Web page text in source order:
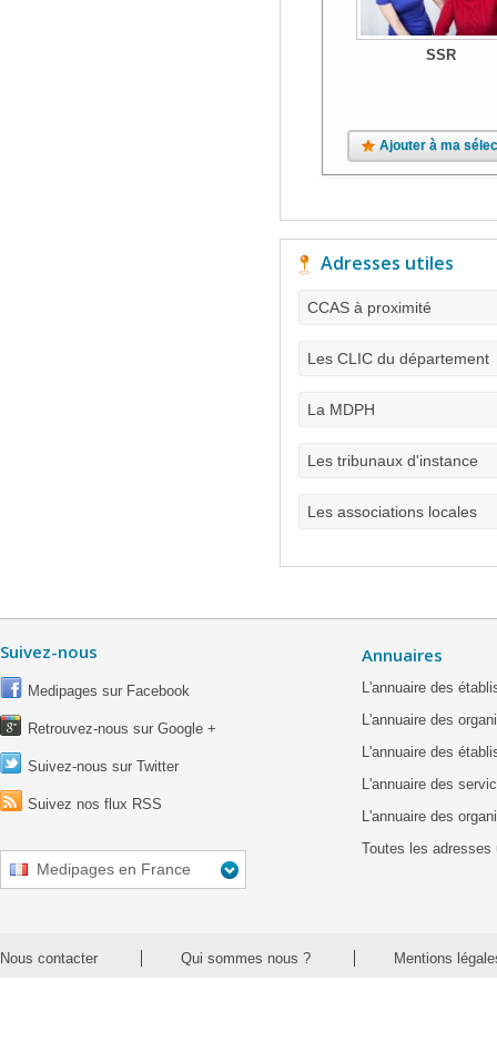
SSR
Ajouter à ma
Adresses utiles
CCAS à proximité
Les CLIC du département
La MDPH
Les tribunaux d'instance
Les associations locales
Suivez-nous
Medipages sur Facebook
Retrouvez-nous sur Google +
Suivez-nous sur Twitter
Suivez nos flux RSS
Medipages en France
Annuaires
L'annuaire des
L'annuaire des
L'annuaire des
L'annuaire des
L'annuaire des
Toutes les adresses
Nous contacter Qui sommes nous ? Mentions